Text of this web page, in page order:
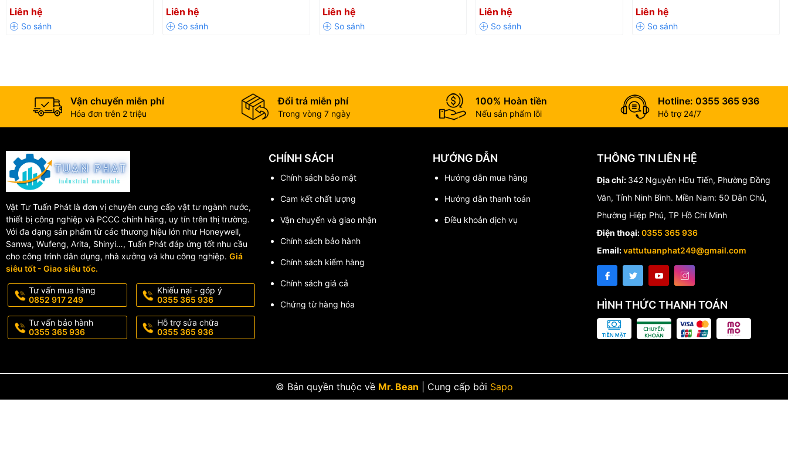
UPVC SH13-LX
Liên hệ
CPVC SH29-LX DN15-DN100
PN10
Liên hệ
PPH SH31-LX – Chịu Nhiệt Tốt,
Độ Bền Cao
Liên hệ
UPVC SH14-LX – Độ Bền Cao,
Chống Chảy Ngược Hiệu Quả
Liên hệ
SH41 – VANFIT CHINA
Liên hệ
Vận chuyển miễn phí
Hóa đơn trên 2 triệu
Đổi trả miễn phí
Trong vòng 7 ngày
100% Hoàn tiền
Nếu sản phẩm lỗi
Hotline: 0355 365 936
Hỗ trợ 24/7
Vật Tư Tuấn Phát là đơn vị chuyên cung cấp vật tư ngành nước,
thiết bị công nghiệp và PCCC chính hãng, uy tín trên thị trường.
Với đa dạng sản phẩm từ các thương hiệu lớn như Honeywell,
Sanwa, Wufeng, Arita, Shinyi…, Tuấn Phát đáp ứng tốt nhu cầu
cho công trình dân dụng, nhà xưởng và khu công nghiệp. Giá
siêu tốt - Giao siêu tốc.
Tư vấn mua hàng
0852 917 249
Khiếu nại - góp ý
0355 365 936
Tư vấn bảo hành
0355 365 936
Hỗ trợ sửa chữa
0355 365 936
CHÍNH SÁCH
Chính sách bảo mật
Cam kết chất lượng
Vận chuyển và giao nhận
Chính sách bảo hành
Chính sách kiểm hàng
Chính sách giá cả
Chứng từ hàng hóa
HƯỚNG DẪN
Hướng dẫn mua hàng
Hướng dẫn thanh toán
Điều khoản dịch vụ
THÔNG TIN LIÊN HỆ
Địa chỉ: 342 Nguyễn Hữu Tiến, Phường Đồng
Văn, Tỉnh Ninh Bình. Miền Nam: 50 Dân Chủ,
Phường Hiệp Phú, TP Hồ Chí Minh
Điện thoại:0355 365 936
Email:vattutuanphat249@gmail.com
HÌNH THỨC THANH TOÁN
© Bản quyền thuộc về Mr. Bean Cung cấp bởi Sapo